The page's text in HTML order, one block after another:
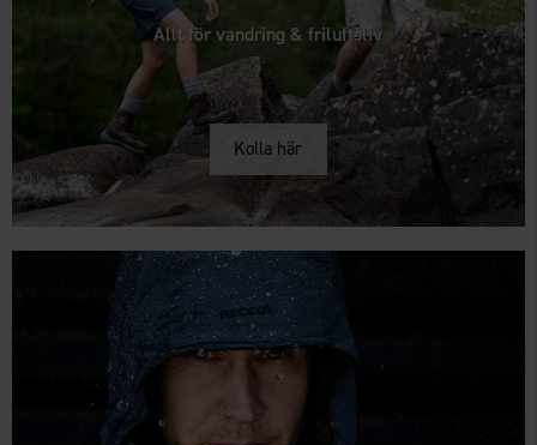
Allt för vandring & friluftsliv
Kolla här